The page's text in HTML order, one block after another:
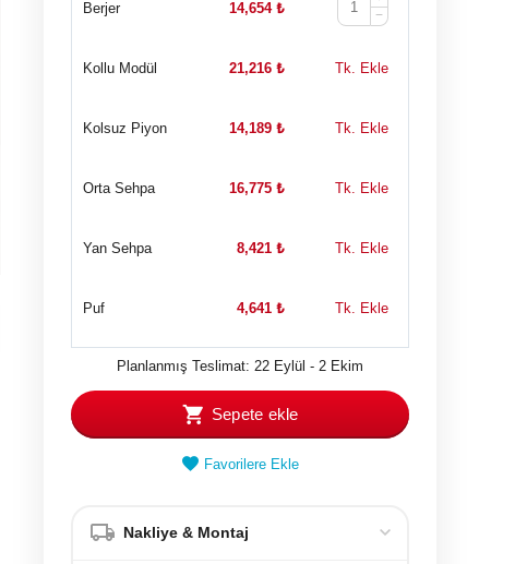
Berjer 14,654 ₺
−
Kollu Modül 21,216 ₺ Tk. Ekle
Kolsuz Piyon 14,189 ₺ Tk. Ekle
Orta Sehpa 16,775 ₺ Tk. Ekle
Yan Sehpa 8,421 ₺ Tk. Ekle
Puf 4,641 ₺ Tk. Ekle
Planlanmış Teslimat: 22 Eylül - 2 Ekim
Sepete ekle
Favorilere Ekle
Nakliye & Montaj